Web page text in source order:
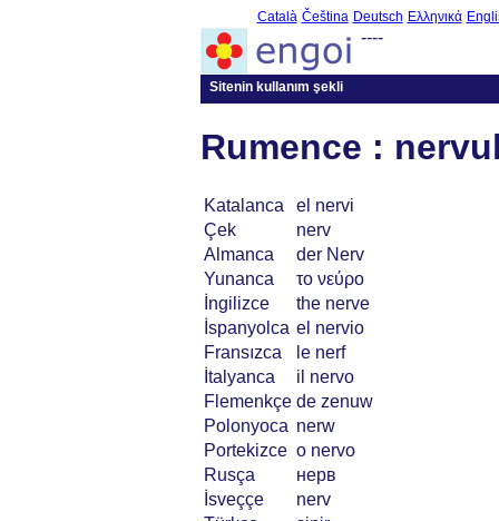
Català Čeština Deutsch Ελληνικά
----
Sitenin kullanım şekli
Rumence :
Katalanca
el nervi
Çek
nerv
Almanca
der Nerv
Yunanca
το νεύρο
İngilizce
the nerve
İspanyolca el nervio
Fransızca
le nerf
İtalyanca
il nervo
Flemenkçe de zenuw
Polonyoca nerw
Portekizce o nervo
Rusça
нерв
İsveççe
nerv